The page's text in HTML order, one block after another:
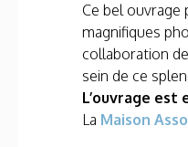
Ce bel ouvrage
magnifiques
collaboration
sein de ce
L’ouvrage est
La Maison